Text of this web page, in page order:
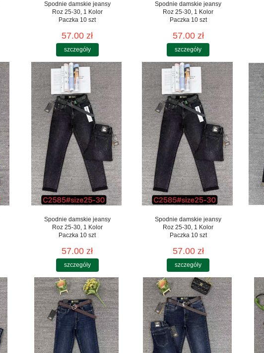
Spodnie damskie jeansy
Roz 25-30, 1 Kolor
Paczka 10 szt
57.00 zł
szczegóły
Spodnie damskie jeansy
Roz 25-30, 1 Kolor
Paczka 10 szt
57.00 zł
szczegóły
Spodnie damskie jeansy
Roz 25-30, 1 Kolor
Paczka 10 szt
57.00 zł
szczegóły
Spodnie damskie jeansy
Roz 25-30, 1 Kolor
Paczka 10 szt
57.00 zł
szczegóły